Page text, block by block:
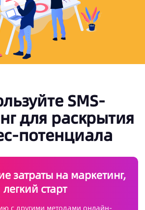
SMS-
для раскрытия
потенциала
затраты на маркетинг,
легкий старт